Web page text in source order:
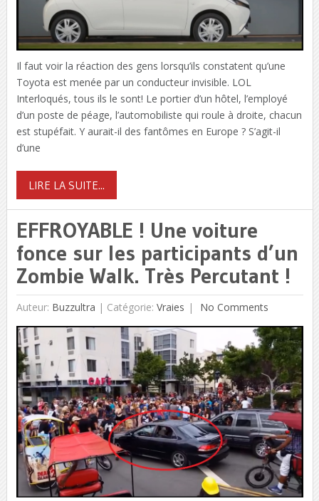
Il faut voir la réaction des gens lorsqu’ils constatent qu’une
Toyota est menée par un conducteur invisible. LOL
Interloqués, tous ils le sont! Le portier d’un hôtel, l’employé
d’un poste de péage, l’automobiliste qui roule à droite, chacun
est stupéfait. Y aurait-il des fantômes en Europe ? S’agit-il
d’une
LIRE LA SUITE...
EFFROYABLE ! Une voiture
fonce sur les participants d’un
Zombie Walk. Très Percutant !
Auteur: Buzzultra | Catégorie: Vraies No Comments